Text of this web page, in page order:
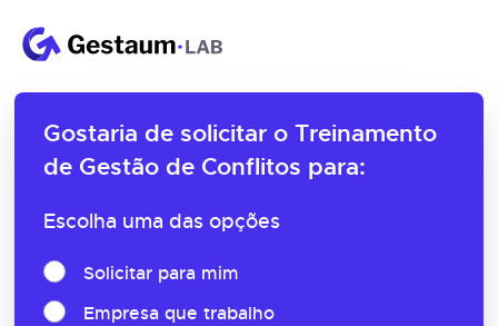
Gostaria de solicitar o Treinamento
de Gestão de Conflitos para:
Escolha uma das opções
Solicitar para mim
Empresa que trabalho